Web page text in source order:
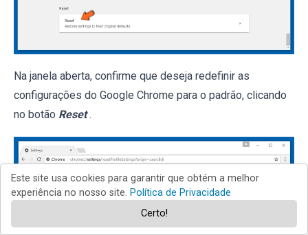
Na janela aberta, confirme que deseja redefinir as
configurações do Google Chrome para o padrão, clicando
no botão Reset .
Este site usa cookies para garantir que obtém a melhor
experiência no nosso site. Política de Privacidade
Certo!